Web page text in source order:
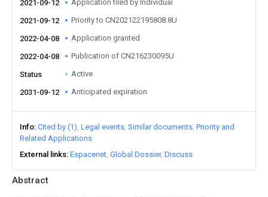
Abstract
2021-09-12 Application filed by Individual
2021-09-12 Priority to CN202122195808.8U
2022-04-08 Application granted
2022-04-08 Publication of CN216230095U
Status Active
2031-09-12 Anticipated expiration
Info Cited by (1) Legal events Similar documents Priority and
Related Applications
External links Espacenet Global Dossier Discuss